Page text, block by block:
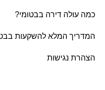
כמה עולה דירה בבטומי?
המדריך המלא להשקעות
הצהרת נגישות